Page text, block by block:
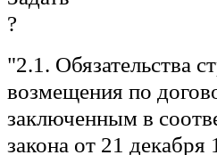
"2.1. Обязательства
возмещения по
заключенным в
закона от 21